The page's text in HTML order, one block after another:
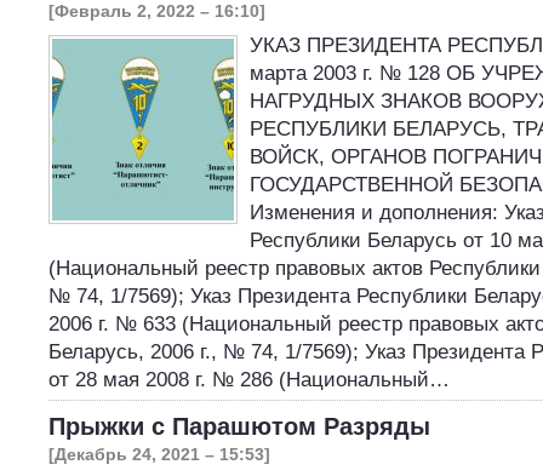
[Февраль 2, 2022 – 16:10]
УКАЗ ПРЕЗИДЕНТА
марта 2003 г. № 128 ОБ
НАГРУДНЫХ ЗНАКОВ
РЕСПУБЛИКИ БЕЛАРУСЬ,
ВОЙСК, ОРГАНОВ
ГОСУДАРСТВЕННОЙ
Изменения и дополнения:
Республики Беларусь от 10
(Национальный реестр правовых актов
№ 74, 1/7569); Указ Президента Республики
2006 г. № 633 (Национальный реестр правовых
Беларусь, 2006 г., № 74, 1/7569); Указ Президента
от 28 мая 2008 г. № 286 (Национальный…
Прыжки с Парашютом Разряды
[Декабрь 24, 2021 – 15:53]